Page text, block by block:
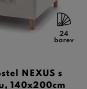
24
barev
NEXUS s
140x200cm